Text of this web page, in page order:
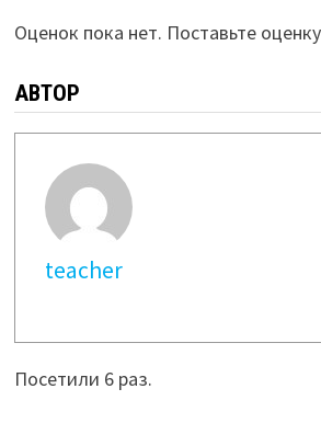
Оценок пока нет. Поставьте
АВТОР
teacher
Посетили 6 раз.